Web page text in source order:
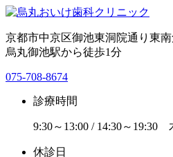
京都市中京区御池東洞院通り東
烏丸御池駅から徒歩1分
075-708-8674
診療時間
9:30～13:00 / 14:30～19:30
休診日